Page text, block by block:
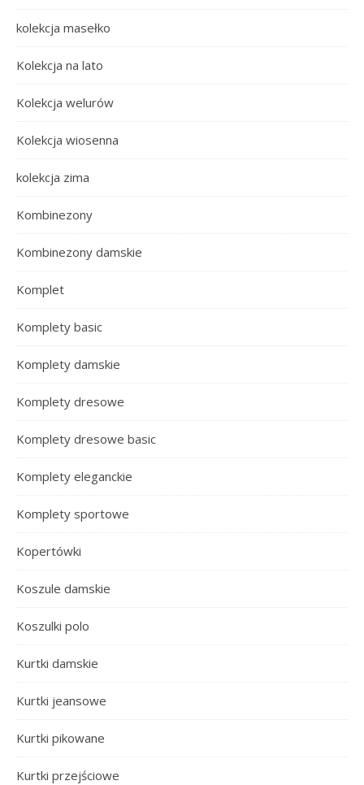
kolekcja masełko
Kolekcja na lato
Kolekcja welurów
Kolekcja wiosenna
kolekcja zima
Kombinezony
Kombinezony damskie
Komplet
Komplety basic
Komplety damskie
Komplety dresowe
Komplety dresowe basic
Komplety eleganckie
Komplety sportowe
Kopertówki
Koszule damskie
Koszulki polo
Kurtki damskie
Kurtki jeansowe
Kurtki pikowane
Kurtki przejściowe